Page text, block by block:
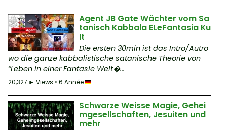
Agent JB Gate Wächter vom Sa
tanisch Kabbala ELeFantasia Ku
lt
Die ersten 30min ist das Intro/Autro
wo die ganze kabbalistische satanische Theorie von
“Leben in einer Fantasie Welt�...
20,327 ► Views • 6 Année
Schwarze Weisse Magie, Gehei
mgesellschaften, Jesuiten und
mehr